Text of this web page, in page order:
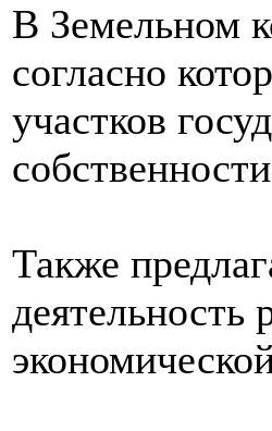
В Земельном
согласно
участков
Также